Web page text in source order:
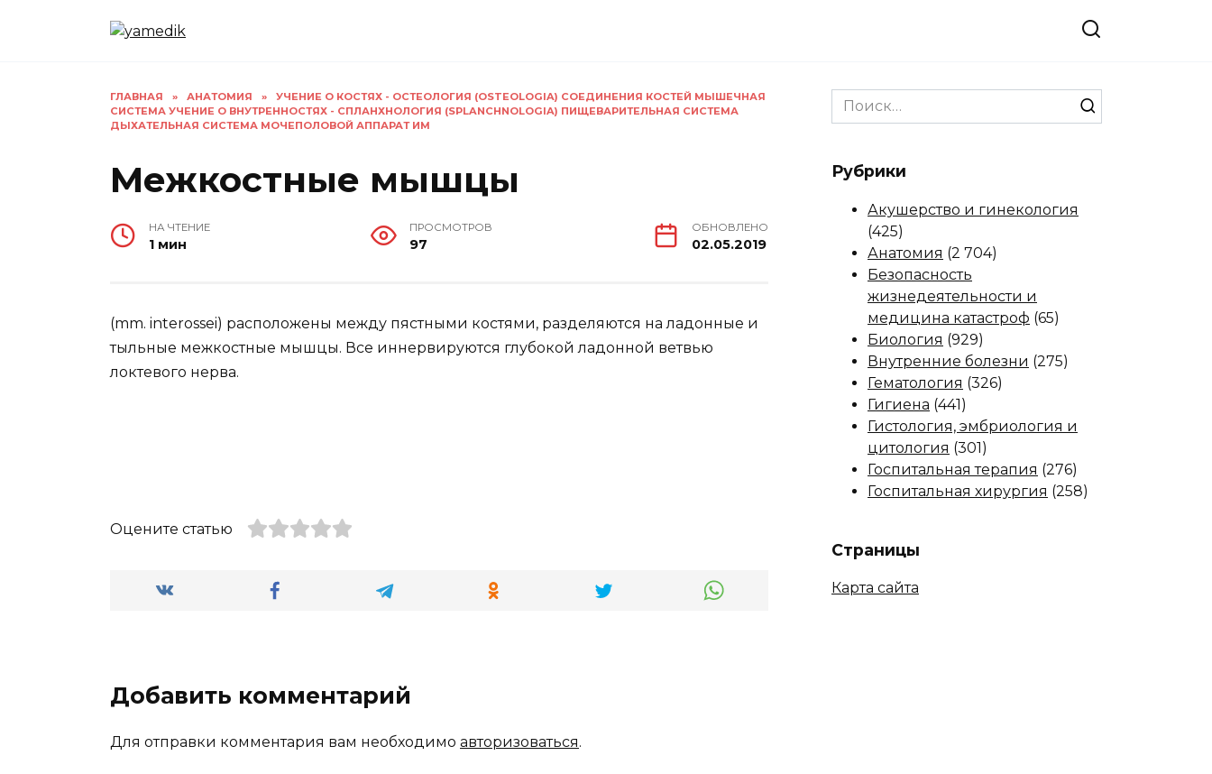
ГЛАВНАЯ » АНАТОМИЯ »
УЧЕНИЕ О КОСТЯХ - ОСТЕОЛОГИЯ (OSTEOLOGIA) СОЕДИНЕНИЯ КОСТЕЙ МЫШЕЧНАЯ
СИСТЕМА УЧЕНИЕ О ВНУТРЕННОСТЯХ - СПЛАНХНОЛОГИЯ (SPLANCHNOLOGIA) ПИЩЕВАРИТЕЛЬНАЯ СИСТЕМА
ДЫХАТЕЛЬНАЯ СИСТЕМА МОЧЕПОЛОВОЙ АППАРАТ ИМ
Межкостные мышцы
НА ЧТЕНИЕ
1 мин
ПРОСМОТРОВ
97
ОБНОВЛЕНО
02.05.2019
(mm. interossei) расположены между пястными костями, разделяются на ладонные и
тыльные межкостные мышцы. Все иннервируются глубокой ладонной ветвью
локтевого нерва.
Оцените статью
Добавить комментарий
Для отправки комментария вам необходимо авторизоваться.
Search
for:
Рубрики
Акушерство и гинекология
(425)
Анатомия (2 704)
Безопасность
жизнедеятельности и
медицина катастроф (65)
Биология (929)
Внутренние болезни (275)
Гематология (326)
Гигиена (441)
Гистология, эмбриология и
цитология (301)
Госпитальная терапия (276)
Госпитальная хирургия (258)
Страницы
Карта сайта